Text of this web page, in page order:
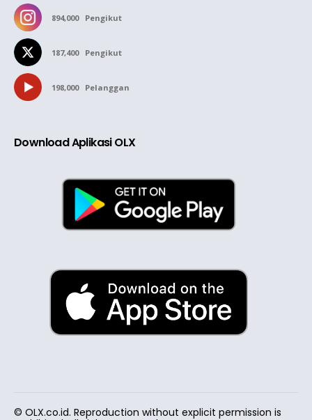
894,000 Pengikut
187,400 Pengikut
198,000 Pelanggan
Download Aplikasi OLX
© OLX.co.id. Reproduction without explicit permission is